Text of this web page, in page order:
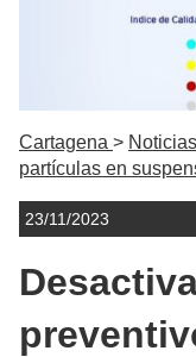
Cartagena Noticias
partículas en
23/11/2023